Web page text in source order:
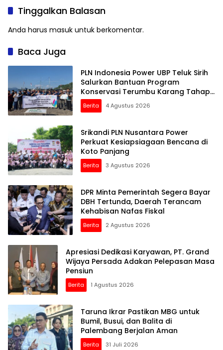
Nafas Fiskal
Tinggalkan Balasan
Anda harus masuk untuk berkomentar.
Baca Juga
PLN Indonesia Power UBP Teluk Sirih
Salurkan Bantuan Program
Konservasi Terumbu Karang Tahap
2 Senilai Rp30 Juta
Berita 4 Agustus 2026
Srikandi PLN Nusantara Power
Perkuat Kesiapsiagaan Bencana di
Koto Panjang
Berita 3 Agustus 2026
DPR Minta Pemerintah Segera Bayar
DBH Tertunda, Daerah Terancam
Kehabisan Nafas Fiskal
Berita 2 Agustus 2026
Apresiasi Dedikasi Karyawan, PT. Grand
Wijaya Persada Adakan Pelepasan Masa
Pensiun
Berita 1 Agustus 2026
Taruna Ikrar Pastikan MBG untuk
Bumil, Busui, dan Balita di
Palembang Berjalan Aman
Berita 31 Juli 2026